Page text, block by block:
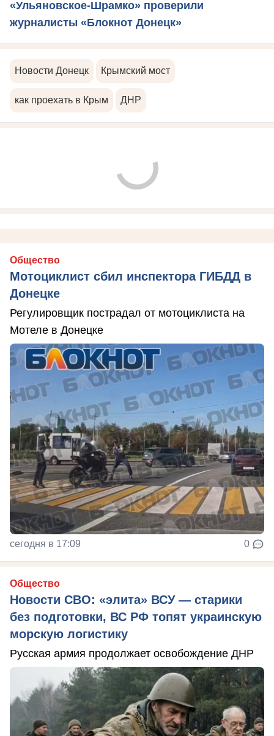
«Ульяновское-Шрамко» проверили
журналисты «Блокнот Донецк»
Новости Донецк Крымский мост
как проехать в Крым ДНР
Общество
Мотоциклист сбил инспектора ГИБДД в
Донецке
Регулировщик пострадал от мотоциклиста на
Мотеле в Донецке
сегодня в 17:09 0
Общество
Новости СВО: «элита» ВСУ — старики
без подготовки, ВС РФ топят украинскую
морскую логистику
Русская армия продолжает освобождение ДНР